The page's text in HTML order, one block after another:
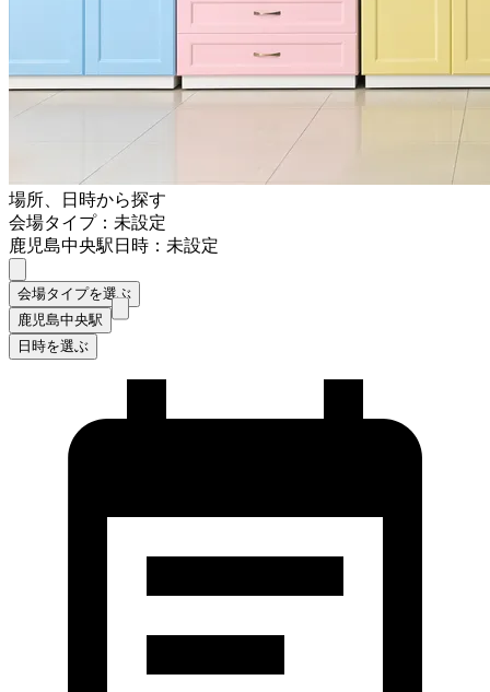
場所、日時から探す
会場タイプ：未設定
鹿児島中央駅日時：未設定
会場タイプを選ぶ
鹿児島中央駅
日時を選ぶ